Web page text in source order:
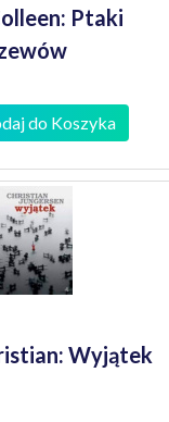
Ptaki
do Koszyka
Wyjątek